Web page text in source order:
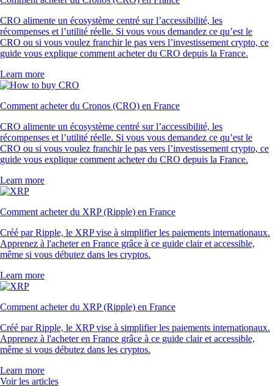
CRO alimente un écosystème centré sur l’accessibilité, les
récompenses et l’utilité réelle. Si vous vous demandez ce qu’est le
CRO ou si vous voulez franchir le pas vers l’investissement crypto, ce
guide vous explique comment acheter du CRO depuis la France.
Learn more
Comment acheter du Cronos (CRO) en France
CRO alimente un écosystème centré sur l’accessibilité, les
récompenses et l’utilité réelle. Si vous vous demandez ce qu’est le
CRO ou si vous voulez franchir le pas vers l’investissement crypto, ce
guide vous explique comment acheter du CRO depuis la France.
Learn more
Comment acheter du XRP (Ripple) en France
Créé par Ripple, le XRP vise à simplifier les paiements internationaux.
Apprenez à l'acheter en France grâce à ce guide clair et accessible,
même si vous débutez dans les cryptos.
Learn more
Comment acheter du XRP (Ripple) en France
Créé par Ripple, le XRP vise à simplifier les paiements internationaux.
Apprenez à l'acheter en France grâce à ce guide clair et accessible,
même si vous débutez dans les cryptos.
Learn more
Voir les articles